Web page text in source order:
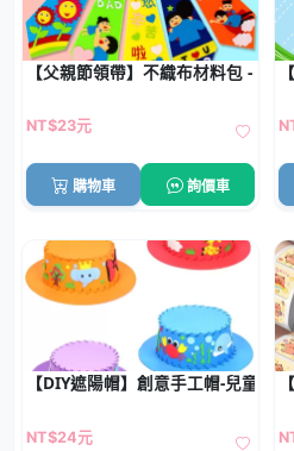
【父親節領帶】不織布材料包 - 兒
NT$23元
購物車 詢價車
【DIY遮陽帽】創意手工帽-兒童益
NT$24元